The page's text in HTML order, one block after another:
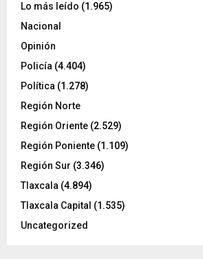
Lo más leído (1.965)
Nacional
Opinión
Policía (4.404)
Política (1.278)
Región Norte
Región Oriente (2.529)
Región Poniente (1.109)
Región Sur (3.346)
Tlaxcala (4.894)
Tlaxcala Capital (1.535)
Uncategorized